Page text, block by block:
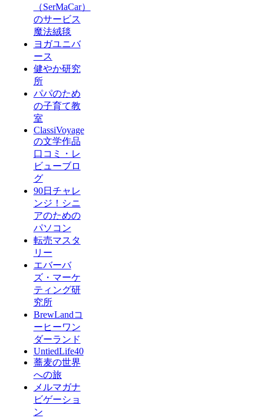
（SerMaCar）
のサービス
魔法絨毯
ヨガユニバ
ース
健やか研究
所
パパのため
の子育て教
室
ClassiVoyage
の文学作品
口コミ・レ
ビューブロ
グ
90日チャレ
ンジ！シニ
アのための
パソコン
転売マスタ
リー
エバーバ
ズ・マーケ
ティング研
究所
BrewLandコ
ーヒーワン
ダーランド
UntiedLife40
蕎麦の世界
への旅
メルマガナ
ビゲーショ
ン